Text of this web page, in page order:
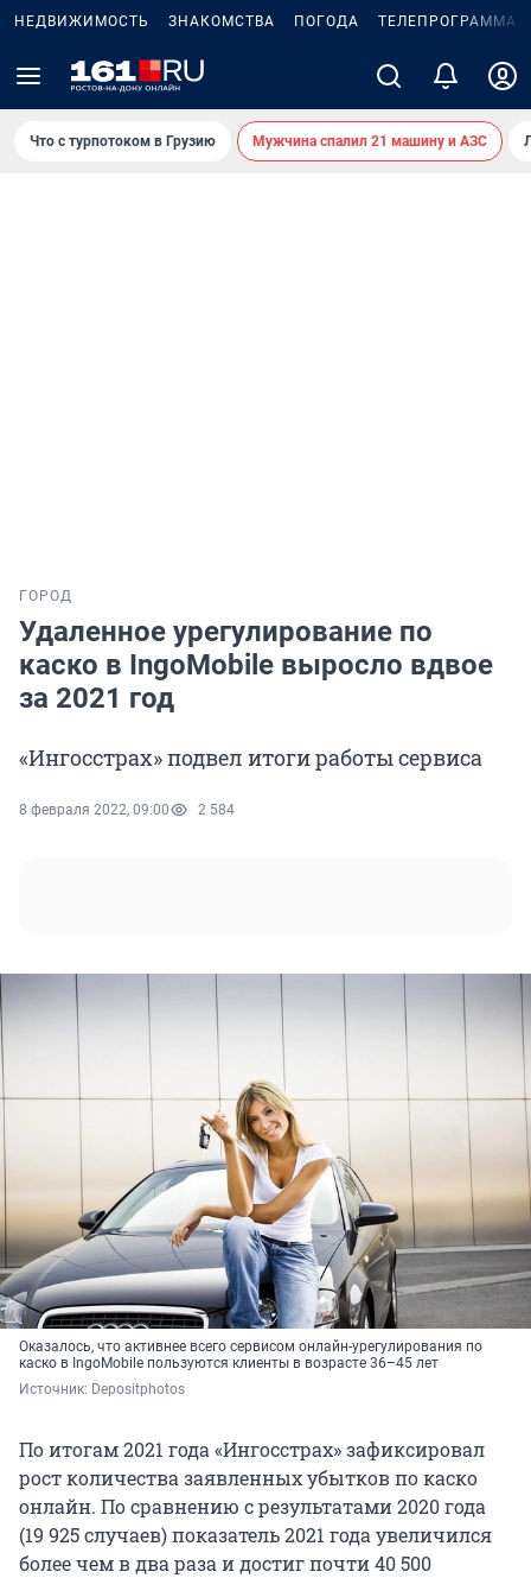
НЕДВИЖИМОСТЬ ЗНАКОМСТВА ПОГОДА ТЕЛЕПРОГРАММА
Что с турпотоком в Грузию Мужчина спалил 21 машину и АЗС
ГОРОД
Удаленное урегулирование по
каско в IngoMobile выросло вдвое
за 2021 год
«Ингосстрах» подвел итоги работы сервиса
8 февраля 2022, 09:00 2 584
Оказалось, что активнее всего сервисом онлайн-урегулирования по
каско в IngoMobile пользуются клиенты в возрасте 36–45 лет
Источник: Depositphotos
По итогам 2021 года «Ингосстрах» зафиксировал
рост количества заявленных убытков по каско
онлайн. По сравнению с результатами 2020 года
(19 925 случаев) показатель 2021 года увеличился
более чем в два раза и достиг почти 40 500